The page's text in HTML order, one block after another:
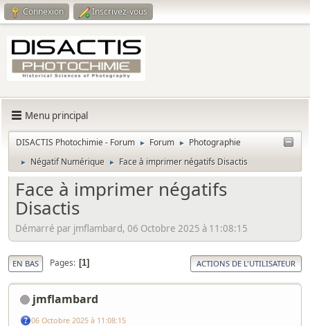
Connexion Inscrivez-vous
Menu principal
DISACTIS Photochimie - Forum ► Forum ► Photographie
► Négatif Numérique ► Face à imprimer négatifs Disactis
Face à imprimer négatifs
Disactis
Démarré par jmflambard, 06 Octobre 2025 à 11:08:15
EN BAS Pages 1 ACTIONS DE L'UTILISATEUR
jmflambard
06 Octobre 2025 à 11:08:15